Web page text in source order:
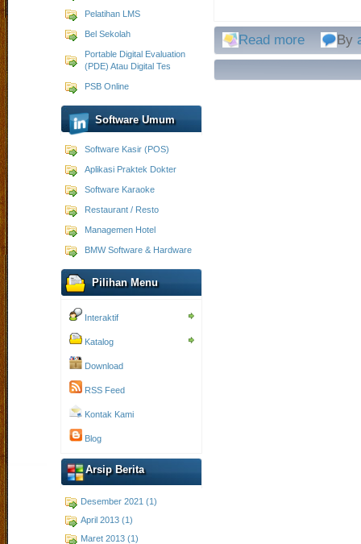
Pelatihan LMS
Bel Sekolah
Portable Digital Evaluation
(PDE) Atau Digital Tes
PSB Online
Software Umum
Software Kasir (POS)
Aplikasi Praktek Dokter
Software Karaoke
Restaurant / Resto
Managemen Hotel
BMW Software & Hardware
Pilihan Menu
Interaktif
Katalog
Download
RSS Feed
Kontak Kami
Blog
Arsip Berita
Desember 2021 (1)
April 2013 (1)
Maret 2013 (1)
Read more By